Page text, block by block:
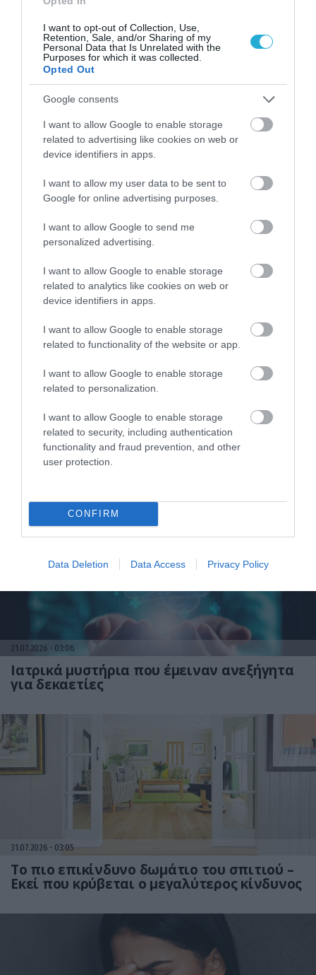
I want to opt-out of Collection, Use,
Retention, Sale, and/or Sharing of my
Personal Data that Is Unrelated with the
Purposes for which it was collected.
Opted Out
Google consents
I want to allow Google to enable storage
related to advertising like cookies on web or
device identifiers in apps.
I want to allow my user data to be sent to
Google for online advertising purposes.
I want to allow Google to send me
personalized advertising.
I want to allow Google to enable storage
related to analytics like cookies on web or
device identifiers in apps.
I want to allow Google to enable storage
related to functionality of the website or app.
I want to allow Google to enable storage
related to personalization.
I want to allow Google to enable storage
related to security, including authentication
functionality and fraud prevention, and other
user protection.
CONFIRM
Data Deletion Data Access Privacy Policy
31.07.2026 15:10
Τι είναι η χολοκυστεκτομή στην οποία
υποβλήθηκε ο Μ.Χατζηγιάννης: Tα
συμπτώματα που οδηγούν στην επέμβαση
31.07.2026
Οι τροφές που βοηθούν στη μακροζωία
31.07.2026 15:05
Το σύμπτωμα που εμφανίζεται τη νύχτα
και μπορεί να προειδοποιεί για
31.07.2026 03:06
Ιατρικά μυστήρια που έμειναν ανεξήγητα
για δεκαετίες
31.07.2026 03:05
Το πιο επικίνδυνο δωμάτιο του σπιτιού –
Εκεί που κρύβεται ο μεγαλύτερος κίνδυνος